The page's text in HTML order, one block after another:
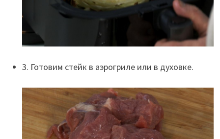
3. Готовим стейк в аэрогриле или в духовке.